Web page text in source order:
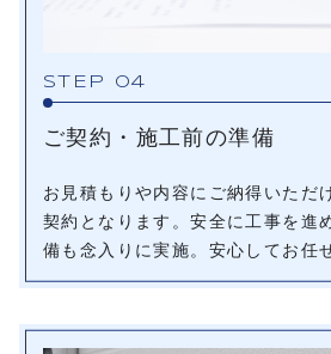
STEP 04
ご契約・施工前の準備
お見積もりや内容にご納得いただ
契約となります。安全に工事を進
備も念入りに実施。安心してお任